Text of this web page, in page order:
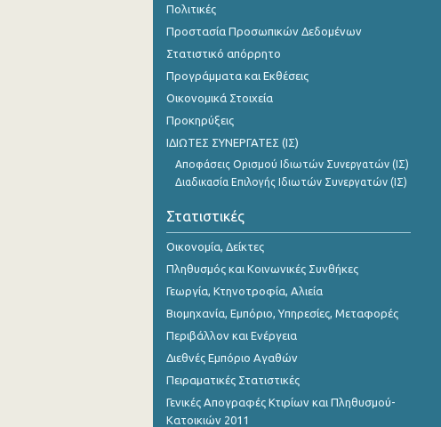
Νοεμβρίου 2023
Σεπτεμβρίου 2023
Αυγούστου 2023
Ιουλίου 2023
Μαΐου 2023
Απριλίου 2023
Μαρτίου 2023
Φεβρουαρίου 2023
Ιανουαρίου 2023
Δεκεμβρίου 2022
Νοεμβρίου 2022
Πολιτικές
Προστασία Προσωπικών Δεδομένων
Στατιστικό απόρρητο
Προγράμματα και Εκθέσεις
Οικονομικά Στοιχεία
Προκηρύξεις
ΙΔΙΩΤΕΣ ΣΥΝΕΡΓΑΤΕΣ (ΙΣ)
Αποφάσεις Ορισμού Ιδιωτών Συνεργατών (ΙΣ)
Διαδικασία Επιλογής Ιδιωτών Συνεργατών (ΙΣ)
Στατιστικές
Οικονομία, Δείκτες
Πληθυσμός και Κοινωνικές Συνθήκες
Γεωργία, Κτηνοτροφία, Αλιεία
Βιομηχανία, Εμπόριο, Υπηρεσίες, Μεταφορές
Περιβάλλον και Ενέργεια
Διεθνές Εμπόριο Αγαθών
Πειραματικές Στατιστικές
Γενικές Απογραφές Κτιρίων και Πληθυσμού-
Κατοικιών 2011